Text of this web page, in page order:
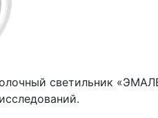
светильник